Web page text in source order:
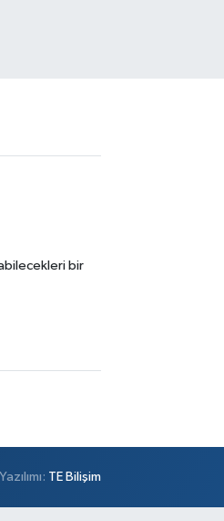
bir
TE Bilişim